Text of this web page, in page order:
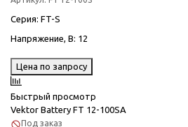
Серия: FT-S
Напряжение, В: 12
Цена по запросу
Быстрый просмотр
Vektor Battery FT 12-100SA
Под заказ